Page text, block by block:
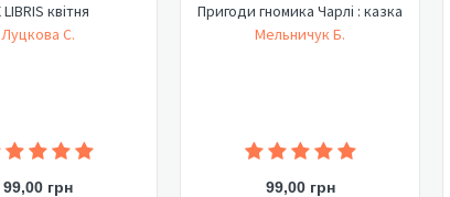
LIBRIS квітня
Луцкова С.
99,00 грн
Пригоди гномика Чарлі : казка
Мельничук Б.
99,00 грн